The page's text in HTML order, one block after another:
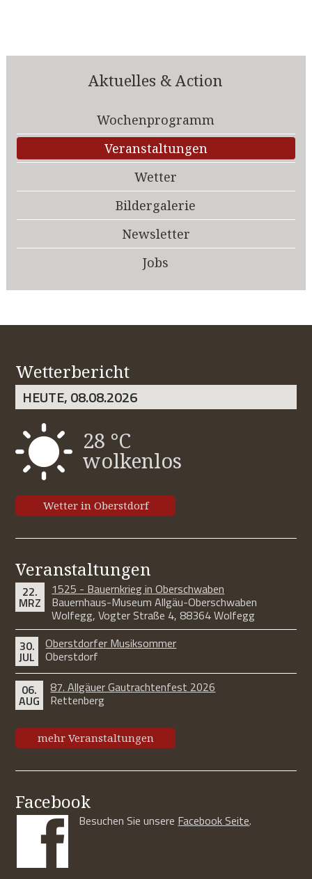
Aktuelles & Action
Wochenprogramm
Veranstaltungen
Wetter
Bildergalerie
Newsletter
Jobs
Wetterbericht
HEUTE, 08.08.2026
28 °C
wolkenlos
Wetter in Oberstdorf
Veranstaltungen
22.
MRZ
1525 - Bauernkrieg in Oberschwaben
Bauernhaus-Museum Allgäu-Oberschwaben
Wolfegg, Vogter Straße 4, 88364 Wolfegg
30.
JUL
Oberstdorfer Musiksommer
Oberstdorf
06.
AUG
87. Allgäuer Gautrachtenfest 2026
Rettenberg
mehr Veranstaltungen
Facebook
Besuchen Sie unsere Facebook Seite.